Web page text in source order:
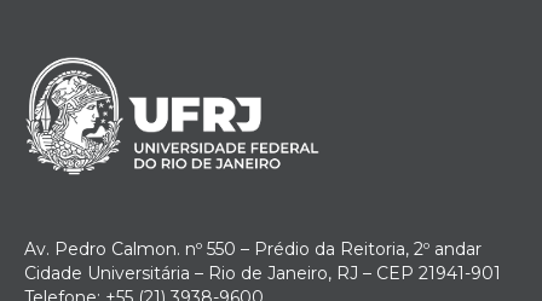
Av. Pedro Calmon. nº 550 – Prédio da Reitoria, 2º andar
Cidade Universitária – Rio de Janeiro, RJ – CEP 21941-901